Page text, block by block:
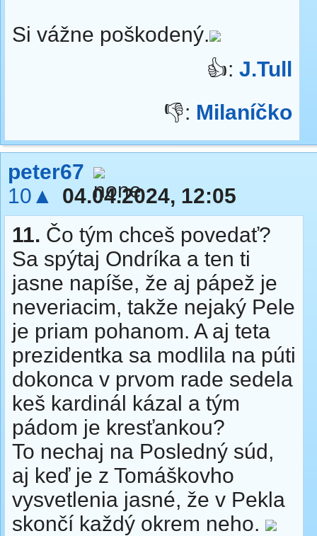
Si vážne poškodený.
👍: J.Tull
👎: Milaníčko
peter67
10▲
04.04.2024, 12:05
11. Čo tým chceš povedať?
Sa spýtaj Ondríka a ten ti
jasne napíše, že aj pápež je
neveriacim, takže nejaký Pele
je priam pohanom. A aj teta
prezidentka sa modlila na púti
dokonca v prvom rade sedela
keš kardinál kázal a tým
pádom je kresťankou?
To nechaj na Posledný súd,
aj keď je z Tomáškovho
vysvetlenia jasné, že v Pekla
skončí každý okrem neho.